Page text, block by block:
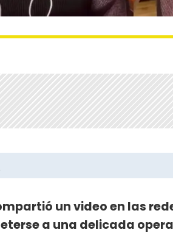
un video en las
a una delicada